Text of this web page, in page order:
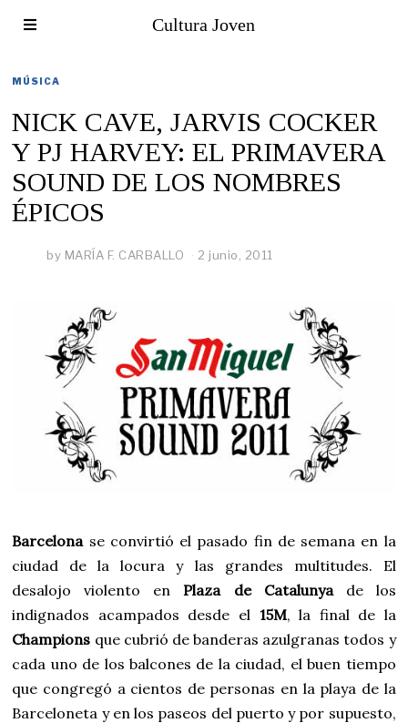
Cultura Joven
MÚSICA
NICK CAVE, JARVIS COCKER
Y PJ HARVEY: EL PRIMAVERA
SOUND DE LOS NOMBRES
ÉPICOS
by MARÍA F. CARBALLO 2 junio, 2011
Barcelonase convirtió el pasado fin de semana en la
ciudad de la locura y las grandes multitudes. El
desalojo violento en Plaza de Catalunyade los
indignados acampados desde el 15M, la final de la
Champions que cubrió de banderas azulgranas todos y
cada uno de los balcones de la ciudad, el buen tiempo
que congregó a cientos de personas en la playa de la
Barceloneta y en los paseos del puerto y por supuesto,